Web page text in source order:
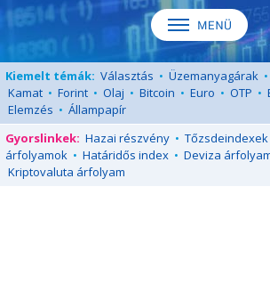
Kiemelt témák: Választás • Üzemanyagárak •
Kamat • Forint • Olaj • Bitcoin • Euro • OTP •
Elemzés • Állampapír
Gyorslinkek: Hazai részvény • Tőzsdeindexek
árfolyamok • Határidős index • Deviza
Kriptovaluta árfolyam